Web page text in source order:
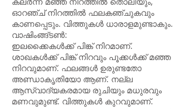
ഓറഞ്ച് നിറത്തിൽ ഫലകഞ്ചുകവും
കാണപ്പെടും. വിത്തുകൾ ധാരാളമുണ്ടാകും.
വാഷിംങ്ങ്ടൺ:
ഇലക്കൈകൾക്ക് പിങ്ക് നിറമാണ്.
ശാഖകൾക്ക് പിങ്ക് നിറവും പൂക്കൾക്ക് മഞ്ഞ
നിറവുമാണ്. ഫലങ്ങൾ ഉരുണ്ടതോ
അണ്ഡാകൃതിയോ ആണ്. നല്ല
ആസ്വാദ്യകരമായ രുചിയും മധുരവും
മണവുമുണ്ട്. വിത്തുകൾ കുറവുമാണ്.